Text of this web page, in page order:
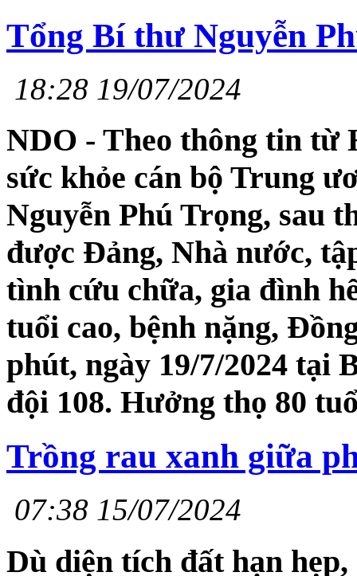
Tổng Bí thư Nguyễn
18:28 19/07/2024
NDO - Theo thông tin từ
sức khỏe cán bộ Trung
Nguyễn Phú Trọng, sau
được Đảng, Nhà nước,
tình cứu chữa, gia đình
tuổi cao, bệnh nặng,
phút, ngày 19/7/2024 tại
đội 108. Hưởng thọ 80
Trồng rau xanh giữa
07:38 15/07/2024
Dù diện tích đất hạn